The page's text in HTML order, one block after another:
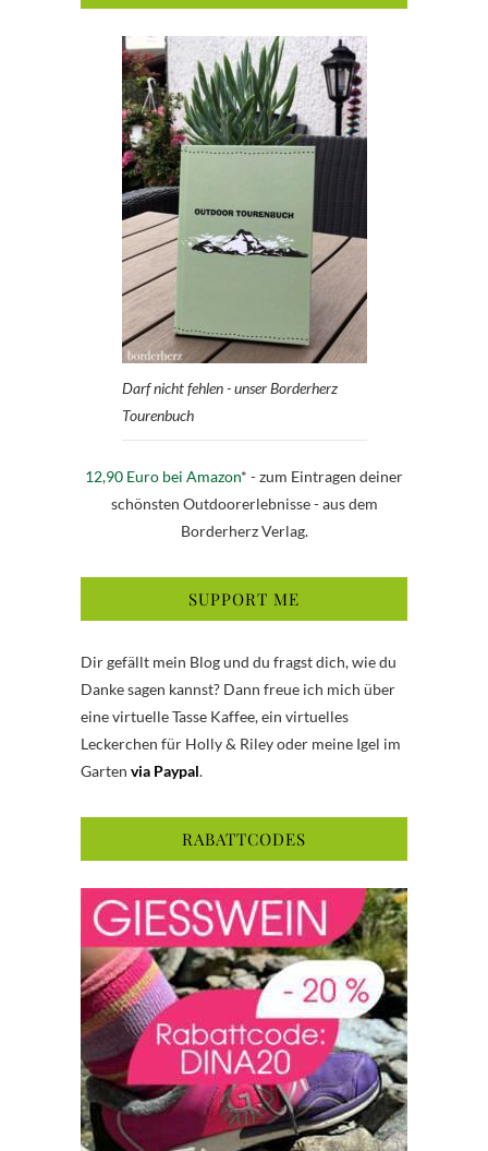
Darf nicht fehlen - unser Borderherz
Tourenbuch
12,90 Euro bei Amazon* - zum Eintragen deiner
schönsten Outdoorerlebnisse - aus dem
Borderherz Verlag.
SUPPORT ME
Dir gefällt mein Blog und du fragst dich, wie du
Danke sagen kannst? Dann freue ich mich über
eine virtuelle Tasse Kaffee, ein virtuelles
Leckerchen für Holly & Riley oder meine Igel im
Garten via Paypal.
RABATTCODES